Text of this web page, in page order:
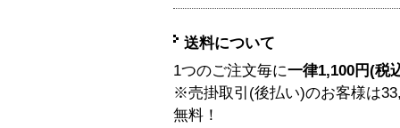
送料について
1つのご注文毎に一律1,100円(税
※売掛取引(後払い)のお客様は
無料！